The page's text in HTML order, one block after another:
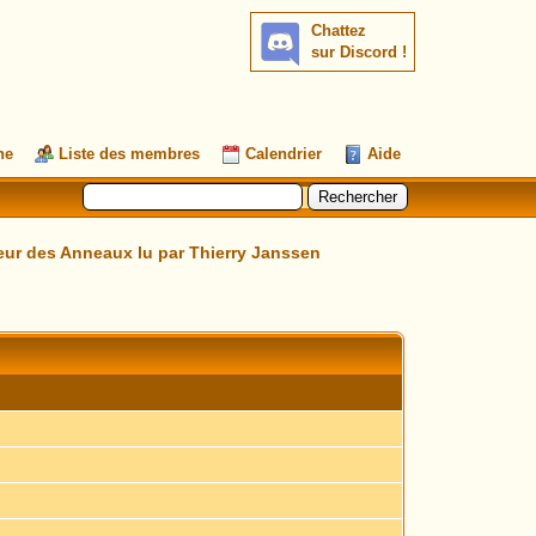
Chattez
sur Discord !
Liste des membres Calendrier Aide
des Anneaux lu par Thierry Janssen